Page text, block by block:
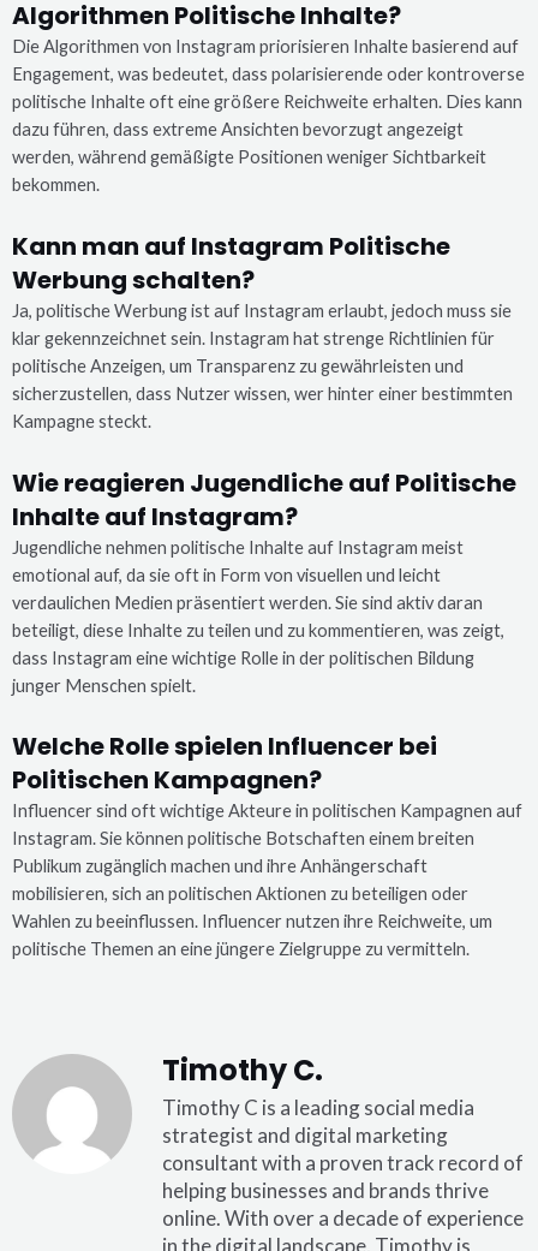
Algorithmen Politische Inhalte?
Die Algorithmen von Instagram priorisieren Inhalte basierend auf
Engagement, was bedeutet, dass polarisierende oder kontroverse
politische Inhalte oft eine größere Reichweite erhalten. Dies kann
dazu führen, dass extreme Ansichten bevorzugt angezeigt
werden, während gemäßigte Positionen weniger Sichtbarkeit
bekommen.
Kann man auf Instagram Politische
Werbung schalten?
Ja, politische Werbung ist auf Instagram erlaubt, jedoch muss sie
klar gekennzeichnet sein. Instagram hat strenge Richtlinien für
politische Anzeigen, um Transparenz zu gewährleisten und
sicherzustellen, dass Nutzer wissen, wer hinter einer bestimmten
Kampagne steckt.
Wie reagieren Jugendliche auf Politische
Inhalte auf Instagram?
Jugendliche nehmen politische Inhalte auf Instagram meist
emotional auf, da sie oft in Form von visuellen und leicht
verdaulichen Medien präsentiert werden. Sie sind aktiv daran
beteiligt, diese Inhalte zu teilen und zu kommentieren, was zeigt,
dass Instagram eine wichtige Rolle in der politischen Bildung
junger Menschen spielt.
Welche Rolle spielen Influencer bei
Politischen Kampagnen?
Influencer sind oft wichtige Akteure in politischen Kampagnen auf
Instagram. Sie können politische Botschaften einem breiten
Publikum zugänglich machen und ihre Anhängerschaft
mobilisieren, sich an politischen Aktionen zu beteiligen oder
Wahlen zu beeinflussen. Influencer nutzen ihre Reichweite, um
politische Themen an eine jüngere Zielgruppe zu vermitteln.
Timothy C.
Timothy C is a leading social media
strategist and digital marketing
consultant with a proven track record of
helping businesses and brands thrive
online. With over a decade of experience
in the digital landscape, Timothy is